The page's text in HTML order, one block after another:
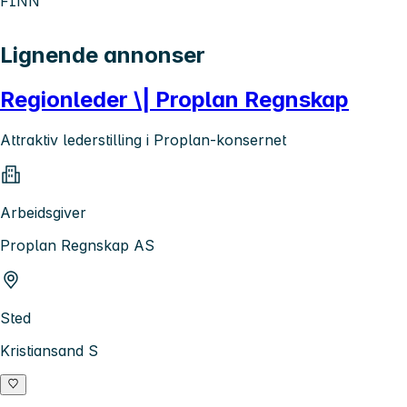
Lignende annonser
Regionleder \| Proplan Regnskap
Attraktiv lederstilling i Proplan-konsernet
Arbeidsgiver
Proplan Regnskap AS
Sted
Kristiansand S